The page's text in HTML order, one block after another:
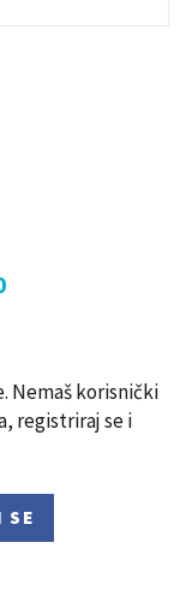
Nemaš korisnički
registriraj se i
SE